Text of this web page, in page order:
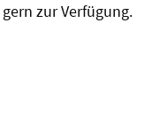
gern zur Verfügung.